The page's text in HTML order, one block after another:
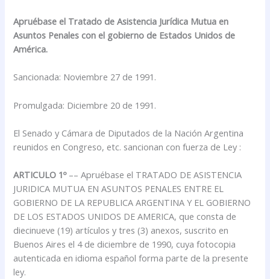
Apruébase el Tratado de Asistencia Jurídica Mutua en
Asuntos Penales con el gobierno de Estados Unidos de
América.
Sancionada: Noviembre 27 de 1991.
Promulgada: Diciembre 20 de 1991.
El Senado y Cámara de Diputados de la Nación Argentina
reunidos en Congreso, etc. sancionan con fuerza de Ley :
ARTICULO 1º–– Apruébase el TRATADO DE ASISTENCIA
JURIDICA MUTUA EN ASUNTOS PENALES ENTRE EL
GOBIERNO DE LA REPUBLICA ARGENTINA Y EL GOBIERNO
DE LOS ESTADOS UNIDOS DE AMERICA, que consta de
diecinueve (19) artículos y tres (3) anexos, suscrito en
Buenos Aires el 4 de diciembre de 1990, cuya fotocopia
autenticada en idioma español forma parte de la presente
ley.